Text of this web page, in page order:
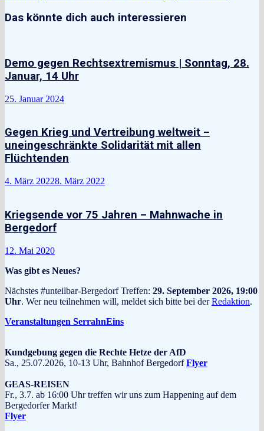
Das könnte dich auch interessieren
Demo gegen Rechtsextremismus | Sonntag, 28.
Januar, 14 Uhr
25. Januar 2024
Gegen Krieg und Vertreibung weltweit –
uneingeschränkte Solidarität mit allen
Flüchtenden
4. März 20228. März 2022
Kriegsende vor 75 Jahren – Mahnwache in
Bergedorf
12. Mai 2020
Was gibt es Neues?
Nächstes #unteilbar-Bergedorf Treffen: 29. September 2026, 19:00
Uhr. Wer neu teilnehmen will, meldet sich bitte bei derRedaktion.
Veranstaltungen SerrahnEins
Kundgebung gegen die Rechte Hetze der AfD
Sa., 25.07.2026, 10-13 Uhr, Bahnhof BergedorfFlyer
GEAS-REISEN
Fr., 3.7. ab 16:00 Uhr treffen wir uns zum Happening auf dem
Bergedorfer Markt!
Flyer